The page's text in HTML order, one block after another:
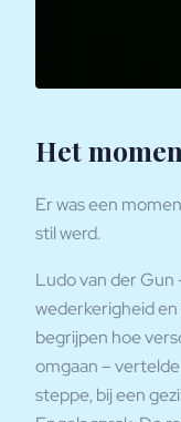
Het
Er was een
stil werd.
Ludo van der Gun
wederkerigheid
begrijpen hoe
omgaan –
steppe, bij een